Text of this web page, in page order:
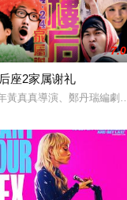
桥，为她安排相亲。原
legacy by f
7.0
座2家属谢礼
黃真真導演、鄭丹瑞編劇